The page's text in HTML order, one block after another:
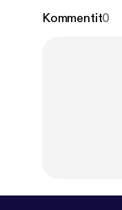
Kommentit0